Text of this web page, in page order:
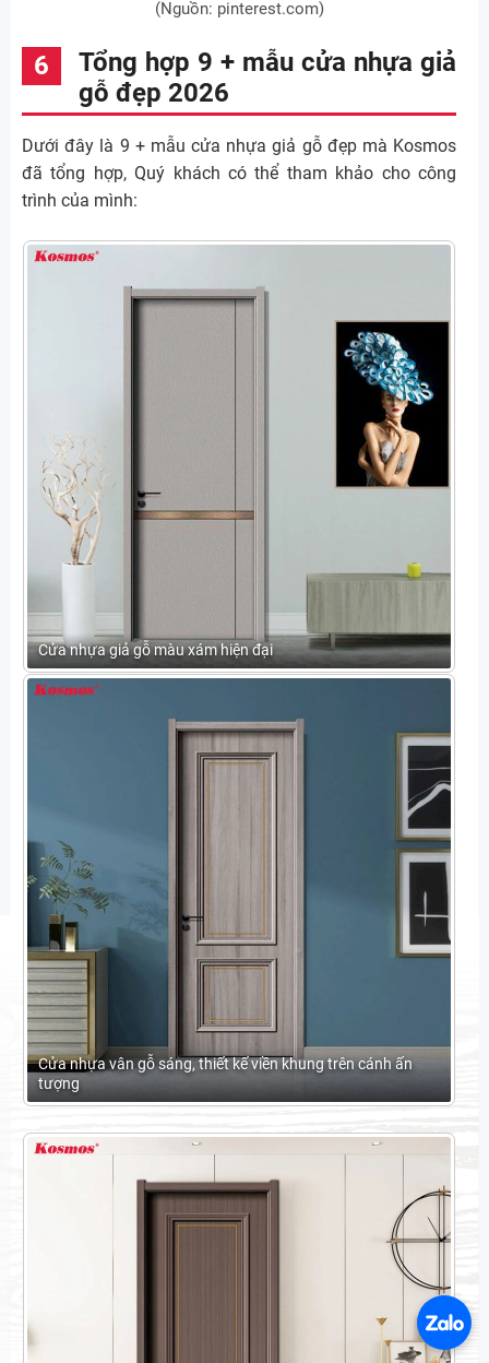
(Nguồn: pinterest.com)
Tổng hợp 9 + mẫu cửa nhựa giả
gỗ đẹp 2026
Dưới đây là 9 + mẫu cửa nhựa giả gỗ đẹp mà Kosmos
đã tổng hợp, Quý khách có thể tham khảo cho công
trình của mình:
Cửa nhựa giả gỗ màu xám hiện đại
Cửa nhựa vân gỗ sáng, thiết kế viền khung trên cánh ấn
tượng